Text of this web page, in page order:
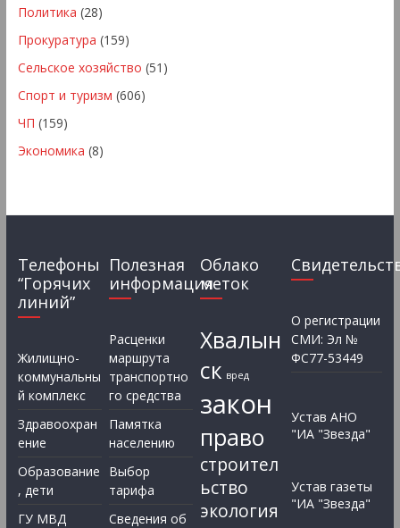
Политика (28)
Прокуратура (159)
Сельское хозяйство (51)
Спорт и туризм (606)
ЧП (159)
Экономика (8)
Телефоны
“Горячих
линий”
Жилищно-
коммунальны
й комплекс
Здравоохран
ение
Образование
, дети
ГУ МВД
Полезная
информация
Расценки
маршрута
транспортно
го средства
Памятка
населению
Выбор
тарифа
Сведения об
Облако
меток
Хвалын
ск вред
закон
право
строител
ьство
экология
О регистрации
СМИ: Эл №
ФС77-53449
Устав АНО
"ИА "Звезда"
Устав газеты
"ИА "Звезда"